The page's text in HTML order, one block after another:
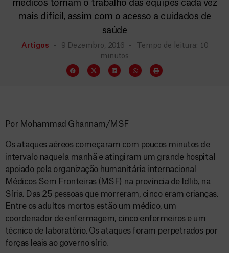
médicos tornam o trabalho das equipes cada vez
mais difícil, assim com o acesso a cuidados de
saúde
Artigos 9 Dezembro, 2016
Tempo de leitura: 10
minutos
Por Mohammad Ghannam/MSF
Os ataques aéreos começaram com poucos minutos de
intervalo naquela manhã e atingiram um grande hospital
apoiado pela organização humanitária internacional
Médicos Sem Fronteiras (MSF) na província de Idlib, na
Síria. Das 25 pessoas que morreram, cinco eram crianças.
Entre os adultos mortos estão um médico, um
coordenador de enfermagem, cinco enfermeiros e um
técnico de laboratório. Os ataques foram perpetrados por
forças leais ao governo sírio.